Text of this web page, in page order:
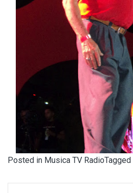
Posted in Musica TV RadioTagged